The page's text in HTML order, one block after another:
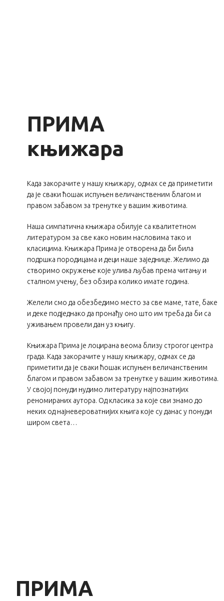
ПРИМА
књижара
Када закорачите у нашу књижару, одмах се да приметити
да је сваки ћошак испуњен величанственим благом и
правом забавом за тренутке у вашим животима.
Наша симпатична књижара обилује са квалитетном
литературом за све како новим насловима тако и
класицима. Књижара Прима је отворена да би била
подршка породицама и деци наше заједнице. Желимо да
створимо окружење које улива љубав према читању и
сталном учењу, без обзира колико имате година.
Желели смо да обезбедимо место за све маме, тате, баке
и деке подједнако да пронађу оно што им треба да би са
уживањем провели дан уз књигу.
Књижара Прима је лоцирана веома близу строгог центра
града. Када закорачите у нашу књижару, одмах се да
приметити да је сваки ћошак испуњен величанственим
благом и правом забавом за тренутке у вашим животима.
У својој понуди нудимо литературу најпознатијих
реномираних аутора. Од класика за које сви знамо до
неких од најневероватнијих књига које су данас у понуди
широм света…
ПРИМА